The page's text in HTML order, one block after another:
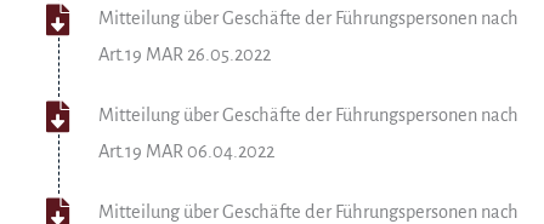
Mitteilung über Geschäfte der Führungspersonen nach
Art.19 MAR 26.05.2022
Mitteilung über Geschäfte der Führungspersonen nach
Art.19 MAR 06.04.2022
Mitteilung über Geschäfte der Führungspersonen nach